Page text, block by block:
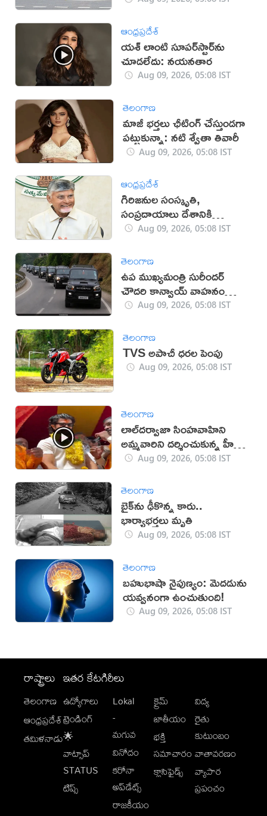
ఆంధ్రప్రదేశ్
యశ్ లాంటి సూపర్‌స్టార్‌ను
చూడలేదు: నయనతార
Aug 09, 2026, 05:08 IST
తెలంగాణ
మాజీ భర్తలు ఛీటింగ్ చేస్తుండగా
పట్టుకున్నా: నటి శ్వేతా తివారీ
Aug 09, 2026, 05:08 IST
ఆంధ్రప్రదేశ్
గిరిజనుల సంస్కృతి,
సంప్రదాయాలు దేశానికి
గర్వకారణం: సీఎం చంద్రబాబు
Aug 09, 2026, 05:08 IST
తెలంగాణ
ఉప ముఖ్యమంత్రి సురీందర్
చౌదరి కాన్వాయ్ వాహనం
ఢీకొని వ్యక్తి మృతి!
Aug 09, 2026, 05:08 IST
తెలంగాణ
TVS అపాచీ ధరల పెంపు
Aug 09, 2026, 05:08 IST
తెలంగాణ
లాల్‌దర్వాజా సింహవాహిని
అమ్మవారిని దర్శించుకున్న హీరో
విజయ్‌Aug 09, 2026, 05:08 IST
తెలంగాణ
బైక్‌ను ఢీకొన్న కారు..
భార్యాభర్తలు మృతి
Aug 09, 2026, 05:08 IST
తెలంగాణ
బహుభాషా నైపుణ్యం: మెదడును
యవ్వనంగా ఉంచుతుంది!
Aug 09, 2026, 05:08 IST
రాష్ట్రాలు
తెలంగాణ
ఆంధ్రప్రదేశ్
తమిళనాడు
ఇతర కేటగిరీలు
ఉద్యోగాలు
ట్రెండింగ్
🌟
వాట్సాప్
STATUS
టిప్స్
Lokal
-
మగువ
వినోదం
కరోనా
అప్‌డేట్స్
రాజకీయం
క్రైమ్
జాతీయం
భక్తి
సమాచారం
క్లాసిఫైడ్స్
విద్య
రైతు
కుటుంబం
వాతావరణం
వ్యాపార
ప్రపంచం